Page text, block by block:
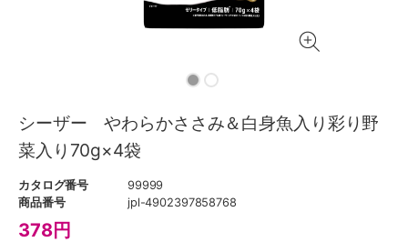
シーザー やわらかささみ＆白身魚入り彩り野
菜入り70g×4袋
カタログ番号
99999
商品番号
jpl-4902397858768
378円